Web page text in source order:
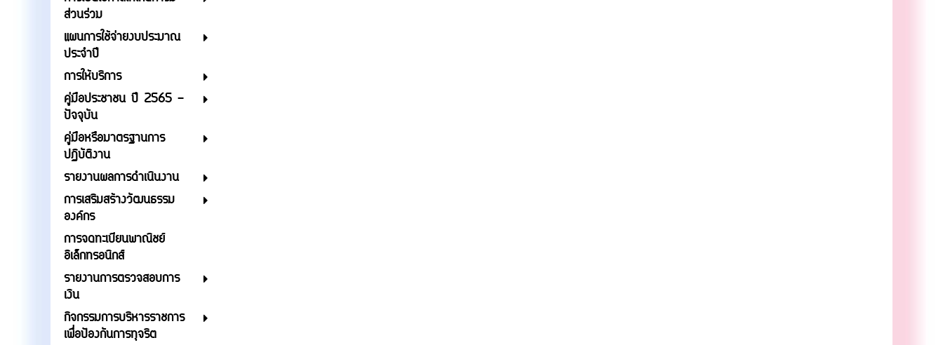
ส่วนร่วม
แผนการใช้จ่ายงบประมาณ
ประจำปี
การให้บริการ
คู่มือประชาชน ปี 2565 -
ปัจจุบัน
คู่มือหรือมาตรฐานการ
ปฏิบัติงาน
รายงานผลการดำเนินงาน
การเสริมสร้างวัฒนธรรม
องค์กร
การจดทะเบียนพาณิชย์
อิเล็กทรอนิกส์
รายงานการตรวจสอบการ
เงิน
กิจกรรมการบริหารราชการ
เพื่อป้องกันการทุจริต